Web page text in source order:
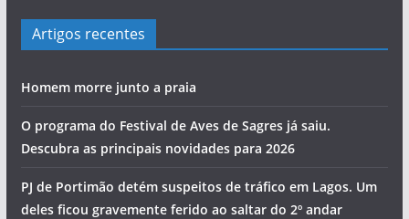
Artigos recentes
Homem morre junto a praia
O programa do Festival de Aves de Sagres já saiu.
Descubra as principais novidades para 2026
PJ de Portimão detém suspeitos de tráfico em Lagos. Um
deles ficou gravemente ferido ao saltar do 2º andar